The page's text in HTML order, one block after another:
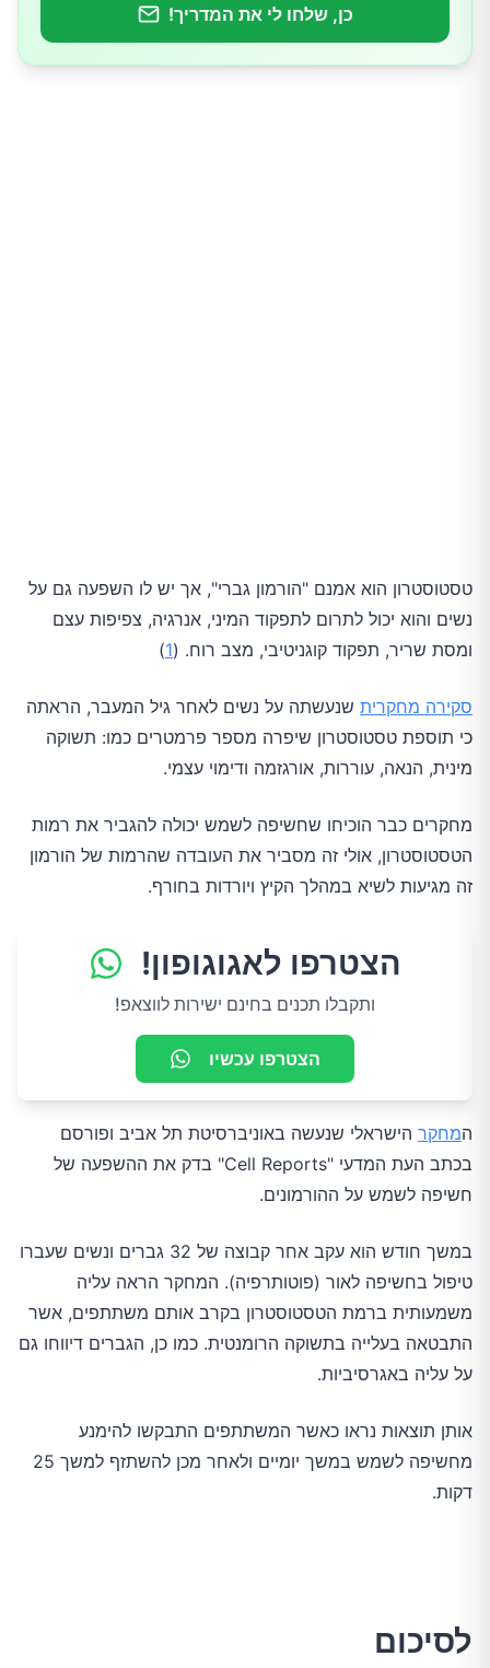
כן, שלחו לי את המדריך!
טסטוסטרון הוא אמנם "הורמון גברי", אך יש לו השפעה גם על
נשים והוא יכול לתרום לתפקוד המיני, אנרגיה, צפיפות עצם
ומסת שריר, תפקוד קוגניטיבי, מצב רוח. (1
)
סקירה מחקרית שנעשתה על נשים לאחר גיל המעבר, הראתה
כי תוספת טסטוסטרון שיפרה מספר פרמטרים כמו: תשוקה
מינית, הנאה, עוררות, אורגזמה ודימוי עצמי.
מחקרים כבר הוכיחו שחשיפה לשמש יכולה להגביר את רמות
הטסטוסטרון, אולי זה מסביר את העובדה שהרמות של הורמון
זה מגיעות לשיא במהלך הקיץ ויורדות בחורף.
הצטרפו לאגוגופון!
ותקבלו תכנים בחינם ישירות לווצאפ!
הצטרפו עכשיו
המחקר הישראלי שנעשה באוניברסיטת תל אביב ופורסם
בכתב העת המדעי "Cell Reports" בדק את ההשפעה של
חשיפה לשמש על ההורמונים.
במשך חודש הוא עקב אחר קבוצה של 32 גברים ונשים שעברו
טיפול בחשיפה לאור (פוטותרפיה). המחקר הראה עליה
משמעותית ברמת הטסטוסטרון בקרב אותם משתתפים, אשר
התבטאה בעלייה בתשוקה הרומנטית. כמו כן, הגברים דיווחו גם
על עליה באגרסיביות.
אותן תוצאות נראו כאשר המשתתפים התבקשו להימנע
מחשיפה לשמש במשך יומיים ולאחר מכן להשתזף למשך 25
דקות.
לסיכום